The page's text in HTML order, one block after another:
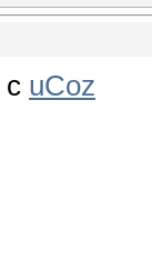
с uCoz